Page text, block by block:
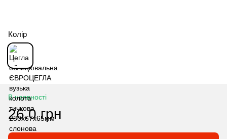
Колір
В наявності
26.0 грн